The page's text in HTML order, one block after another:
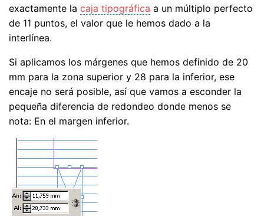
exactamente la caja tipográfica a un múltiplo perfecto
de 11 puntos, el valor que le hemos dado a la
interlínea.
Si aplicamos los márgenes que hemos definido de 20
mm para la zona superior y 28 para la inferior, ese
encaje no será posible, así que vamos a esconder la
pequeña diferencia de redondeo donde menos se
nota: En el margen inferior.